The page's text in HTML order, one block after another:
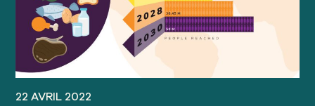
22 AVRIL 2022